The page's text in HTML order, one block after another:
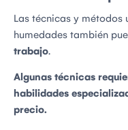
Las técnicas y
humedades también
trabajo.
Algunas técnicas
habilidades
precio.